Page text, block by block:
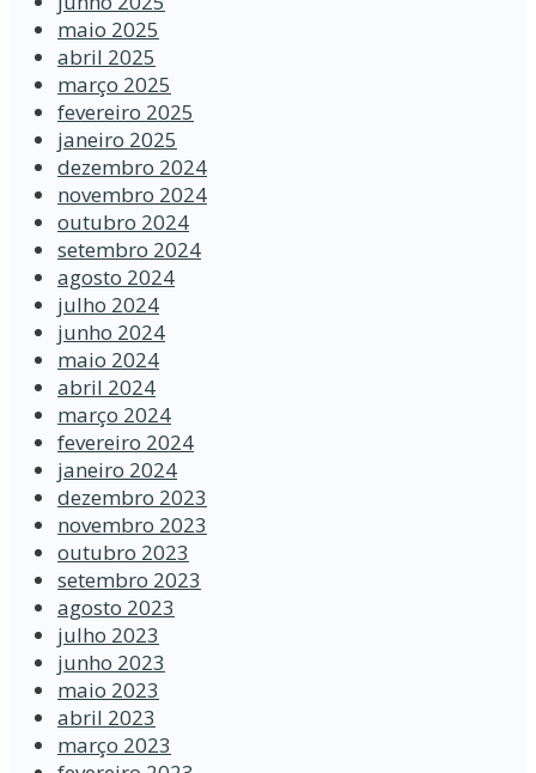
maio 2025
abril 2025
março 2025
fevereiro 2025
janeiro 2025
dezembro 2024
novembro 2024
outubro 2024
setembro 2024
agosto 2024
julho 2024
junho 2024
maio 2024
abril 2024
março 2024
fevereiro 2024
janeiro 2024
dezembro 2023
novembro 2023
outubro 2023
setembro 2023
agosto 2023
julho 2023
junho 2023
maio 2023
abril 2023
março 2023